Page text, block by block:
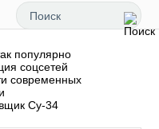
популярно
соцсетей
современных
Су-34